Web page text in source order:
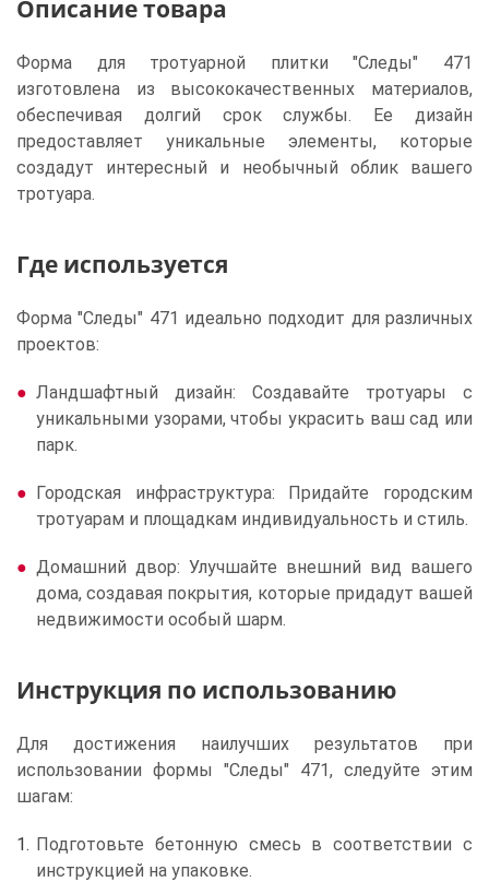
Описание товара
Форма для тротуарной плитки "Следы" 471
изготовлена из высококачественных материалов,
обеспечивая долгий срок службы. Ее дизайн
предоставляет уникальные элементы, которые
создадут интересный и необычный облик вашего
тротуара.
Где используется
Форма "Следы" 471 идеально подходит для различных
проектов:
Ландшафтный дизайн: Создавайте тротуары с
уникальными узорами, чтобы украсить ваш сад или
парк.
Городская инфраструктура: Придайте городским
тротуарам и площадкам индивидуальность и стиль.
Домашний двор: Улучшайте внешний вид вашего
дома, создавая покрытия, которые придадут вашей
недвижимости особый шарм.
Инструкция по использованию
Для достижения наилучших результатов при
использовании формы "Следы" 471, следуйте этим
шагам:
Подготовьте бетонную смесь в соответствии с
инструкцией на упаковке.